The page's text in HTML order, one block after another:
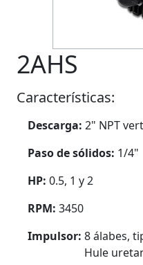
2AHS
Características:
Descarga: 2" NPT
Paso de sólidos: 1/4"
HP: 0.5, 1 y 2
RPM: 3450
Impulsor: 8 álabes,
Hule